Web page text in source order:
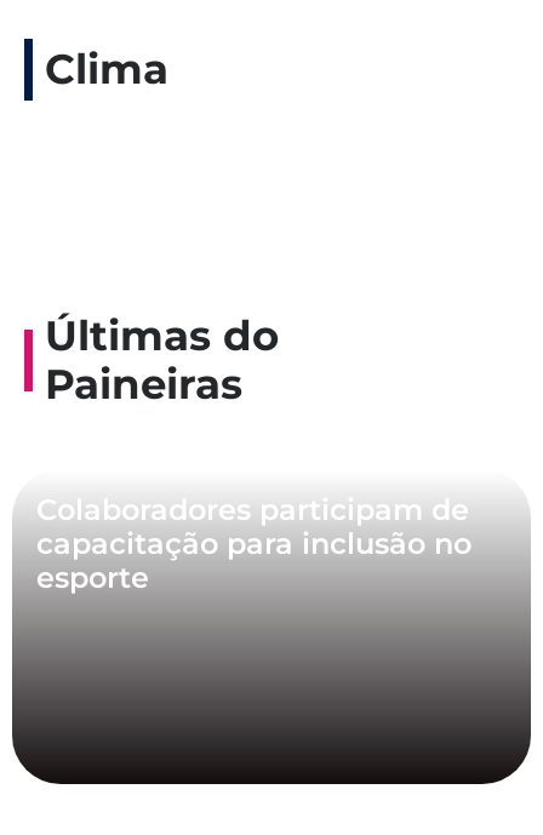
Clima
Últimas do
Paineiras
Colaboradores participam de
capacitação para inclusão no
esporte